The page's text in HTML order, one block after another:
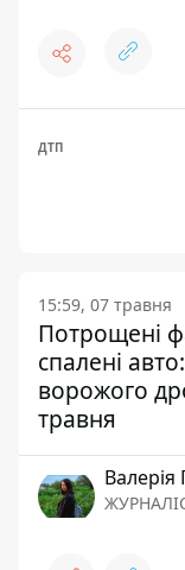
ДТП
15:59, 07 травня
Потрощені
спалені
ворожого
травня
Валерія